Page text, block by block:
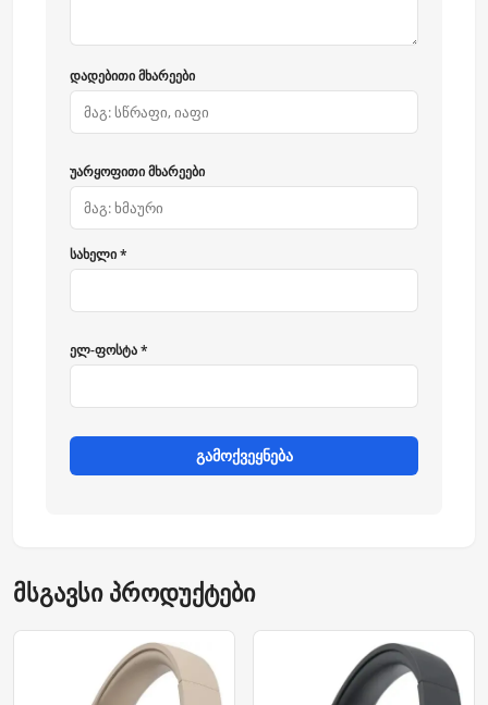
დადებითი მხარეები
უარყოფითი მხარეები
სახელი *
ელ-ფოსტა *
გამოქვეყნება
მსგავსი პროდუქტები